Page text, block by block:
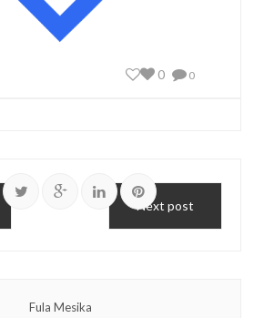
0
0
Next post
Fula Mesika